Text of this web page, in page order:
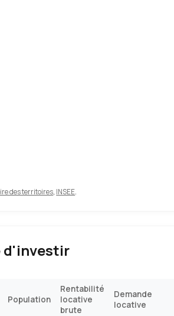
des territoires, INSEE.
d'investir
Population
Rentabilité
locative
brute
Demande
locative